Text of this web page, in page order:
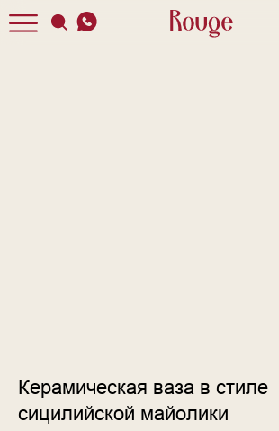
Керамическая ваза в стиле
сицилийской майолики